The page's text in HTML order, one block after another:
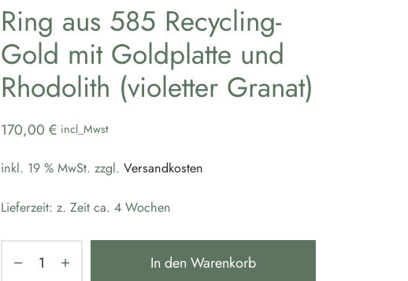
Ring aus 585 Recycling-
Gold mit Goldplatte und
Rhodolith (violetter Granat)
170,00 € incl_Mwst
inkl. 19 % MwSt. zzgl. Versandkosten
Lieferzeit: z. Zeit ca. 4 Wochen
In den Warenkorb